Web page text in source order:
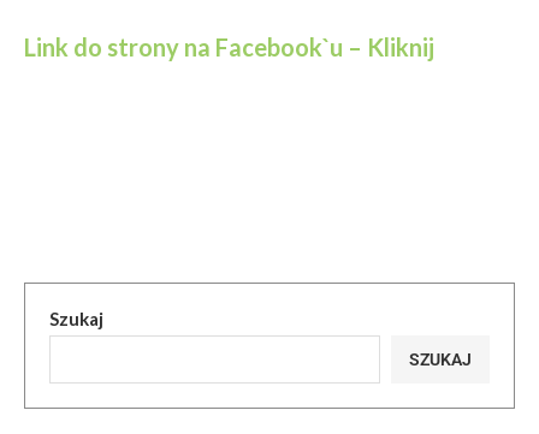
Link do strony na Facebook`u – Kliknij
Szukaj
SZUKAJ